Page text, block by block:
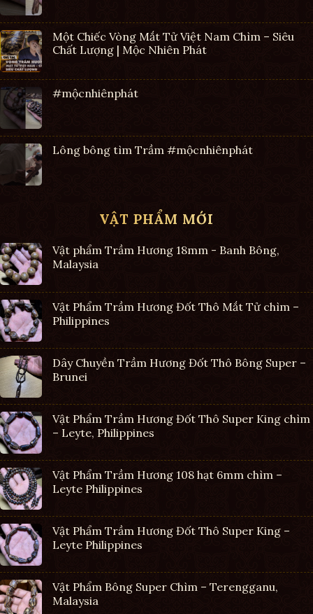
Một Chiếc Vòng Mắt Tử Việt Nam Chìm – Siêu
Chất Lượng | Mộc Nhiên Phát
#mộcnhiênphát
Lông bông tìm Trầm #mộcnhiênphát
VẬT PHẨM MỚI
Vật phẩm Trầm Hương 18mm - Banh Bông,
Malaysia
Vật Phẩm Trầm Hương Đốt Thô Mắt Tử chìm –
Philippines
Dây Chuyền Trầm Hương Đốt Thô Bông Super –
Brunei
Vật Phẩm Trầm Hương Đốt Thô Super King chìm
– Leyte, Philippines
Vật Phẩm Trầm Hương 108 hạt 6mm chìm –
Leyte Philippines
Vật Phẩm Trầm Hương Đốt Thô Super King –
Leyte Philippines
Vật Phẩm Bông Super Chìm – Terengganu,
Malaysia